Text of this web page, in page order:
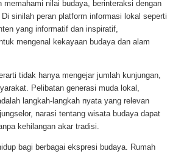
nilai budaya, berinteraksi dengan
sinilah peran platform informasi lokal seperti
yang informatif dan inspiratif,
mengenal kekayaan budaya dan alam
tidak hanya mengejar jumlah kunjungan,
Pelibatan generasi muda lokal,
langkah-langkah nyata yang relevan
narasi tentang wisata budaya dapat
kehilangan akar tradisi.
bagi berbagai ekspresi budaya. Rumah